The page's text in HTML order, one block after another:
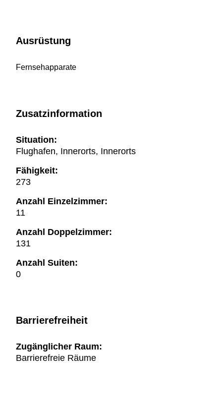
Ausrüstung
Fernsehapparate
Zusatzinformation
Situation:
Flughafen, Innerorts, Innerorts
Fähigkeit:
273
Anzahl Einzelzimmer:
11
Anzahl Doppelzimmer:
131
Anzahl Suiten:
0
Barrierefreiheit
Zugänglicher Raum:
Barrierefreie Räume